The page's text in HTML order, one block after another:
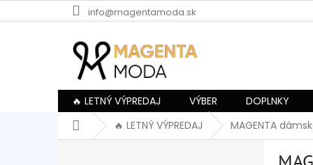
na
info@magentamoda.sk
🔥 LETNÝ VÝPREDAJ VÝBER DOPLNKY
Domov🔥 LETNÝ VÝPREDAJ MAGENTA